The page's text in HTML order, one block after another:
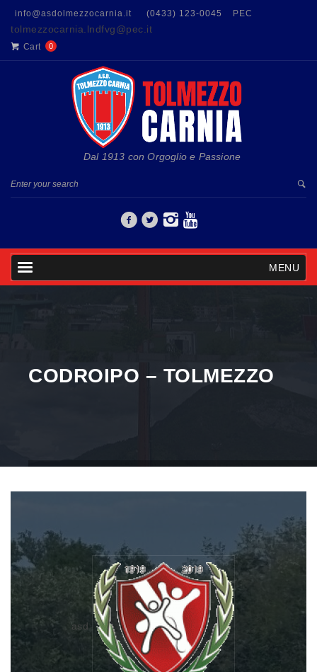
info@asdolmezzocarnia.it (0433) 123-0045 PEC
tolmezzocarnia.lndfvg@pec.it
Cart 0
Dal 1913 con Orgoglio e Passione
MENU
CODROIPO – TOLMEZZO
asd